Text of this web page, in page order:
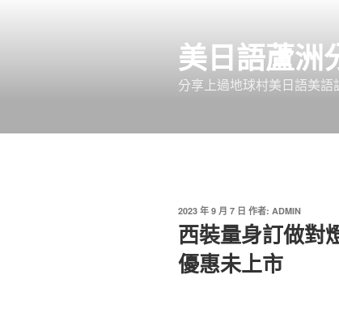
美日語蘆洲
分享上過地球村美日語美
發
佈
於
2023 年 9 月 7 日 作者: ADMIN
西裝量身訂做對
優惠未上市